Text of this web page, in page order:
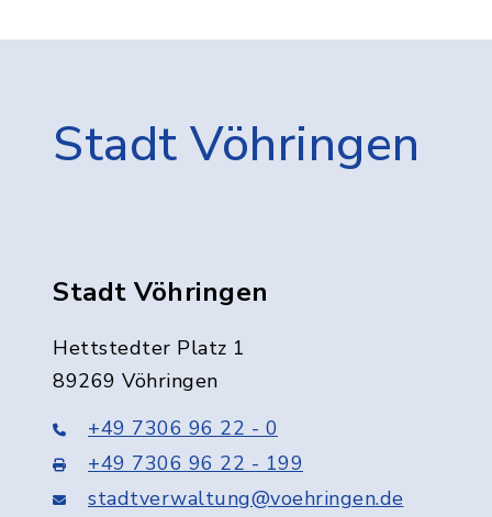
Stadt Vöhringen
Stadt Vöhringen
Hettstedter Platz 1
89269 Vöhringen
+49 7306 96 22 - 0
+49 7306 96 22 - 199
stadtverwaltung@voehringen.de